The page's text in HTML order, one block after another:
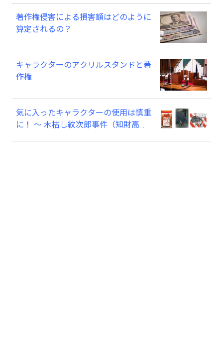
著作権侵害による損害額はどのように
算定されるの？
キャラクターのアクリルスタンドと著
作権
気に入ったキャラクターの使用は慎重
に！ ～ 木枯し紋次郎事件（知財高裁